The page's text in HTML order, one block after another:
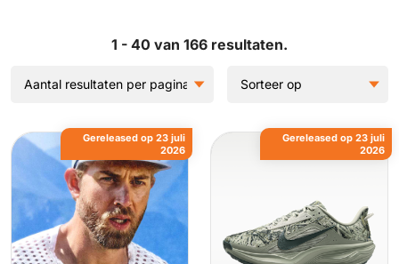
1 - 40 van 166 resultaten.
Gereleased op 23 juli
2026
Gereleased op 23 juli
2026